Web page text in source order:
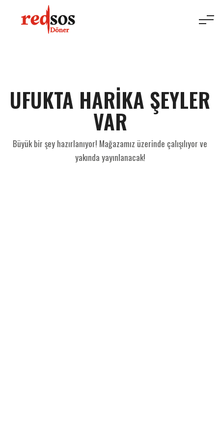
UFUKTA HARIKA ŞEYLER
VAR
Büyük bir şey hazırlanıyor! Mağazamız üzerinde çalışılıyor ve
yakında yayınlanacak!